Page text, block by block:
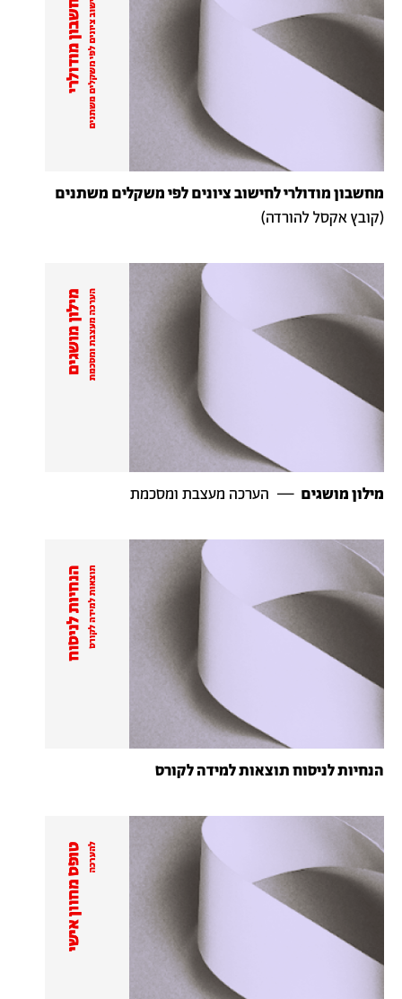
מחשבון מודולרי לחישוב ציונים לפי משקלים משתנים
(קובץ אקסל להורדה)
מילון מושגים — הערכה מעצבת ומסכמת
הנחיות לניסוח תוצאות למידה לקורס